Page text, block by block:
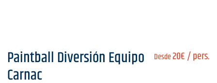
Desde20€/ pers.
Paintball Diversión Equipo
Carnac